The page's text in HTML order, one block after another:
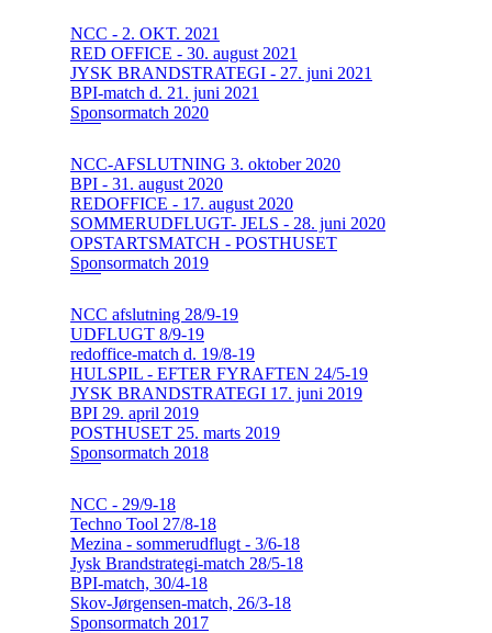
NCC - 2. OKT. 2021
RED OFFICE - 30. august 2021
JYSK BRANDSTRATEGI - 27. juni 2021
BPI-match d. 21. juni 2021
Sponsormatch 2020
NCC-AFSLUTNING 3. oktober 2020
BPI - 31. august 2020
REDOFFICE - 17. august 2020
SOMMERUDFLUGT- JELS - 28. juni 2020
OPSTARTSMATCH - POSTHUSET
Sponsormatch 2019
NCC afslutning 28/9-19
UDFLUGT 8/9-19
redoffice-match d. 19/8-19
HULSPIL - EFTER FYRAFTEN 24/5-19
JYSK BRANDSTRATEGI 17. juni 2019
BPI 29. april 2019
POSTHUSET 25. marts 2019
Sponsormatch 2018
NCC - 29/9-18
Techno Tool 27/8-18
Mezina - sommerudflugt - 3/6-18
Jysk Brandstrategi-match 28/5-18
BPI-match, 30/4-18
Skov-Jørgensen-match, 26/3-18
Sponsormatch 2017